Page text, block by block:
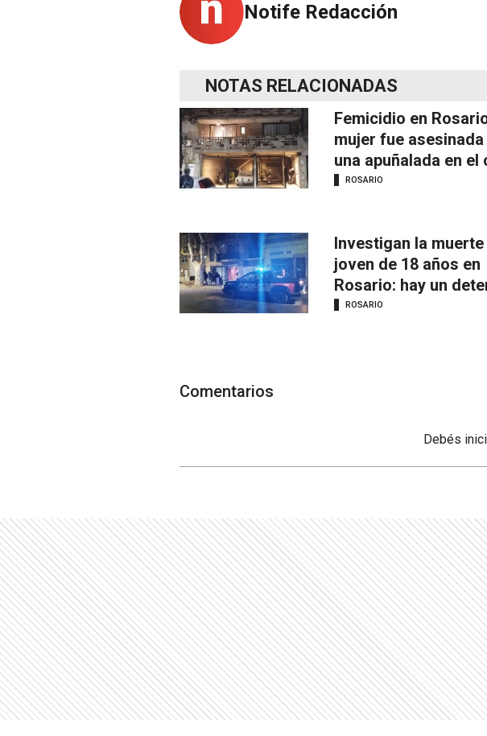
Notife Redacción
NOTAS RELACIONADAS
Femicidio en
mujer fue
una apuñalada en el
ROSARIO
Investigan la muerte
joven de 18 años en
Rosario: hay un
ROSARIO
Comentarios
Debés